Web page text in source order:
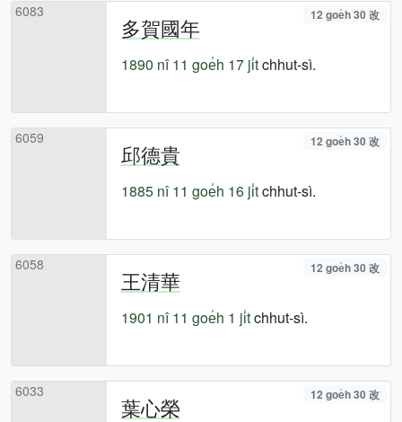
6083
多賀國年 12 goe̍h 30 改
1890 nî 11 goe̍h 17 ji̍tchhut-sì.
6059
邱德貴 12 goe̍h 30 改
1885 nî 11 goe̍h 16 ji̍tchhut-sì.
6058
王清華 12 goe̍h 30 改
1901 nî 11 goe̍h 1 ji̍tchhut-sì.
6033
葉心榮 12 goe̍h 30 改